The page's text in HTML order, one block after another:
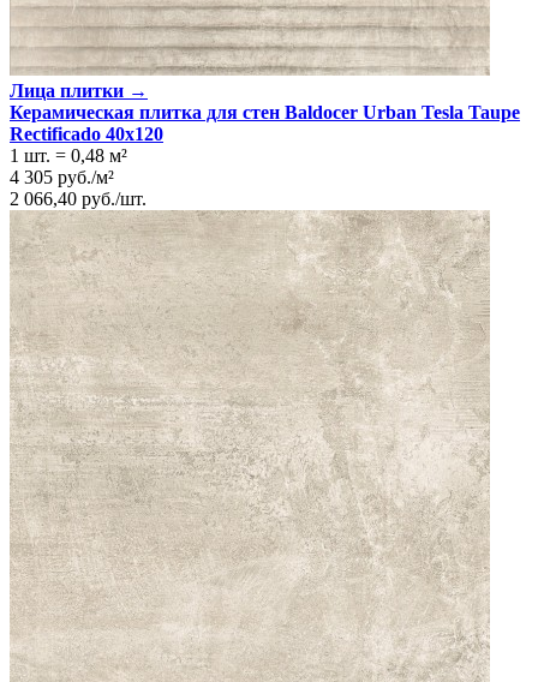
Имитация поверхностиБетон/Штукатурка
Лица плитки →
Керамическая плитка для стен Baldocer Urban Tesla Taupe
Rectificado 40x120
1 шт. = 0,48 м²
4 305 руб./м²
2 066,40 руб./шт.